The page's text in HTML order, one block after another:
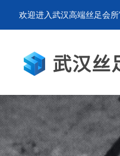
欢迎进入武汉高端丝足会所